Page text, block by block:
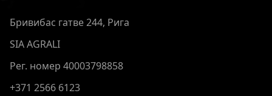
Бривибас гатве 244, Рига
SIA AGRALI
Рег. номер 40003798858
+371 2566 6123